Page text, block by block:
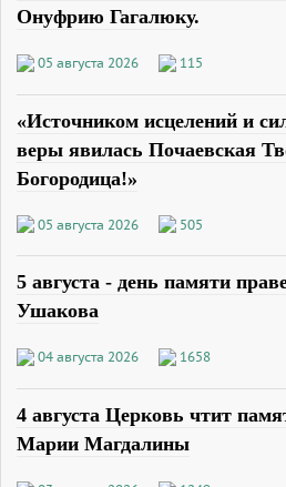
Онуфрию Гагалюку.
05 августа 2026 115
«Источником исцелений и
веры явилась Почаевская
Богородица!»
05 августа 2026 505
5 августа - день памяти
Ушакова
04 августа 2026 1658
4 августа Церковь чтит
Марии Магдалины